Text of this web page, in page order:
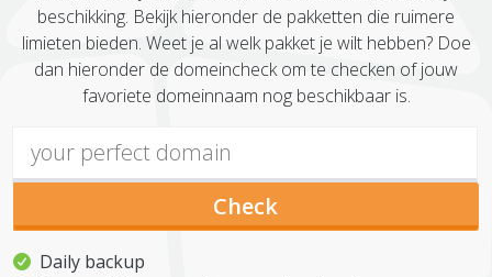
beschikking. Bekijk hieronder de pakketten die ruimere
limieten bieden. Weet je al welk pakket je wilt hebben? Doe
dan hieronder de domeincheck om te checken of jouw
favoriete domeinnaam nog beschikbaar is.
Check
Daily backup